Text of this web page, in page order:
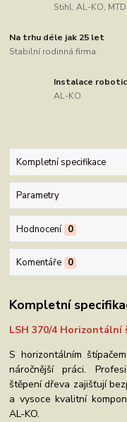
Stihl, AL-KO,
Na trhu déle jak 25 let
Stabilní rodinná firma
Instalace
AL-KO
Kompletní specifikace
Parametry
Hodnocení 0
Komentáře 0
Kompletní
LSH 370/4 Horizontální
S horizontálním
náročnější práci.
štěpení dřeva zajišťují
a vysoce kvalitní
AL-KO.